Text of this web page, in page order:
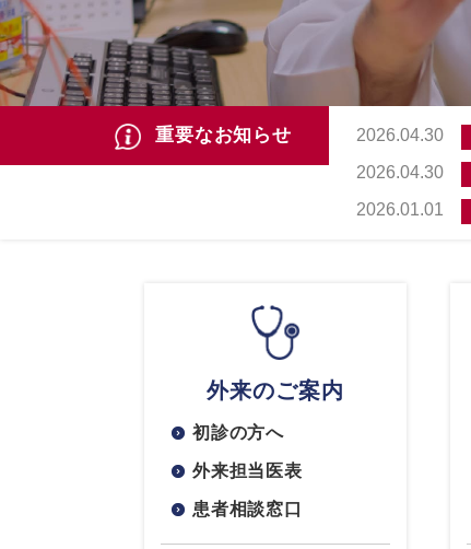
重要なお知らせ 2026.04.30
2026.04.30
2026.01.01
外来のご案内
初診の方へ
外来担当医表
患者相談窓口